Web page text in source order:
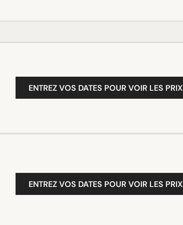
ENTREZ VOS DATES POUR VOIR LES PRIX
ENTREZ VOS DATES POUR VOIR LES PRIX